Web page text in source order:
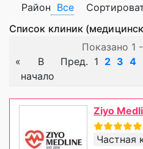
Район Все
Список клиник
Показано 1
«
В
начало
Пред. 1 2 3 4
Ziyo
Частная